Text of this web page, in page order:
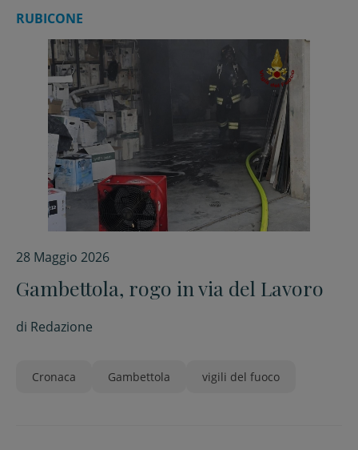
RUBICONE
28 Maggio 2026
Gambettola, rogo in via del Lavoro
di Redazione
Cronaca Gambettola vigili del fuoco